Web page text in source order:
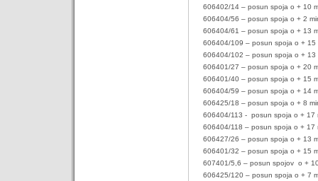
606402/14 – posun spoja o + 10
606404/56 – posun spoja o + 2
606404/61 – posun spoja o + 13
606404/109 – posun spoja o + 15
606404/102 – posun spoja o + 13
606401/27 – posun spoja o + 20
606401/40 – posun spoja o + 15
606404/59 – posun spoja o + 14
606425/18 – posun spoja o + 8
606404/113 - posun spoja o + 17
606404/118 – posun spoja o + 17
606427/26 – posun spoja o + 13
606401/32 – posun spoja o + 15
607401/5,6 – posun spojov o +
606425/120 – posun spoja o + 7